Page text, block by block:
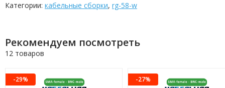
Категории: кабельные сборки, rg-58-w
Рекомендуем посмотреть
12 товаров
-29% -27%